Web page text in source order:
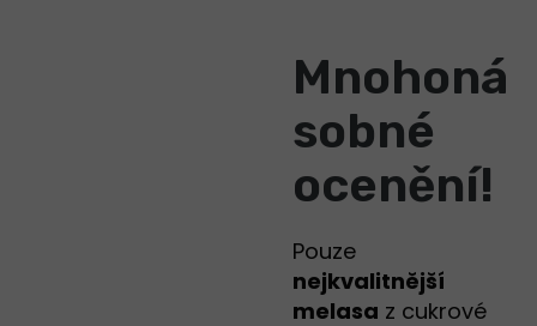
Mnohoná
sobné
ocenění!
Pouze
nejkvalitnější
melasa z cukrové